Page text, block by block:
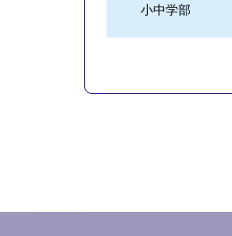
小中学部